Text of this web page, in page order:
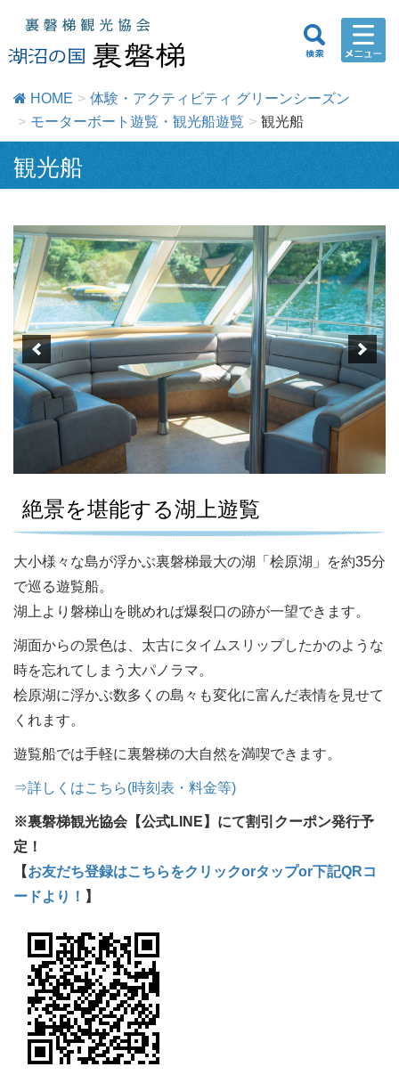
HOME
体験・アクティビティ グリーンシーズン
モーターボート遊覧・観光船遊覧
観光船
観光船
絶景を堪能する湖上遊覧
大小様々な島が浮かぶ裏磐梯最大の湖「桧原湖」を約35分
で巡る遊覧船。
湖上より磐梯山を眺めれば爆裂口の跡が一望できます。
湖面からの景色は、太古にタイムスリップしたかのような
時を忘れてしまう大パノラマ。
桧原湖に浮かぶ数多くの島々も変化に富んだ表情を見せて
くれます。
遊覧船では手軽に裏磐梯の大自然を満喫できます。
⇒詳しくはこちら(時刻表・料金等)
※裏磐梯観光協会【公式LINE】にて割引クーポン発行予
定！
【お友だち登録はこちらをクリックorタップor下記QRコ
ードより！ 】